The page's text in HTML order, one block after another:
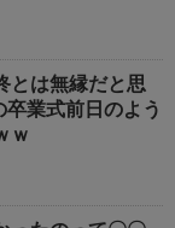
とは無縁だと思
業式前日のよう
ｗ